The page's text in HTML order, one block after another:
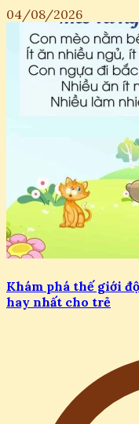
04/08/2026
Khám phá thế giới
hay nhất cho trẻ